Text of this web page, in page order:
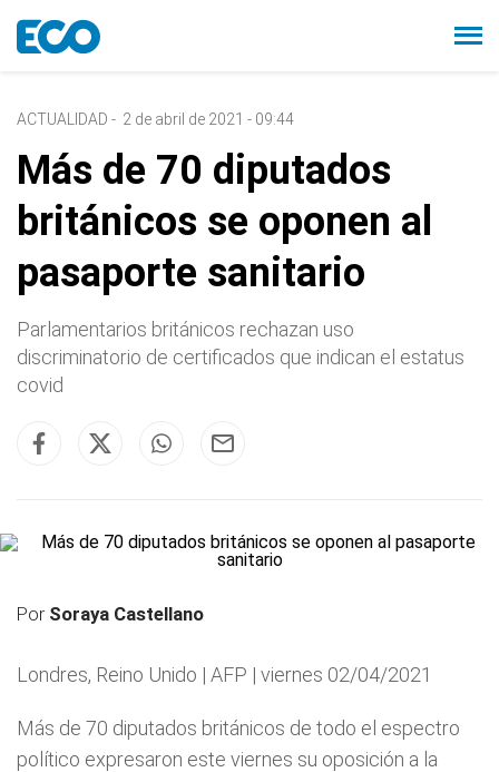
ACTUALIDAD - 2 de abril de 2021 - 09:44
Más de 70 diputados
británicos se oponen al
pasaporte sanitario
Parlamentarios británicos rechazan uso
discriminatorio de certificados que indican el estatus
covid
Por Soraya Castellano
Londres, Reino Unido | AFP | viernes 02/04/2021
Más de 70 diputados británicos de todo el espectro
político expresaron este viernes su oposición a la